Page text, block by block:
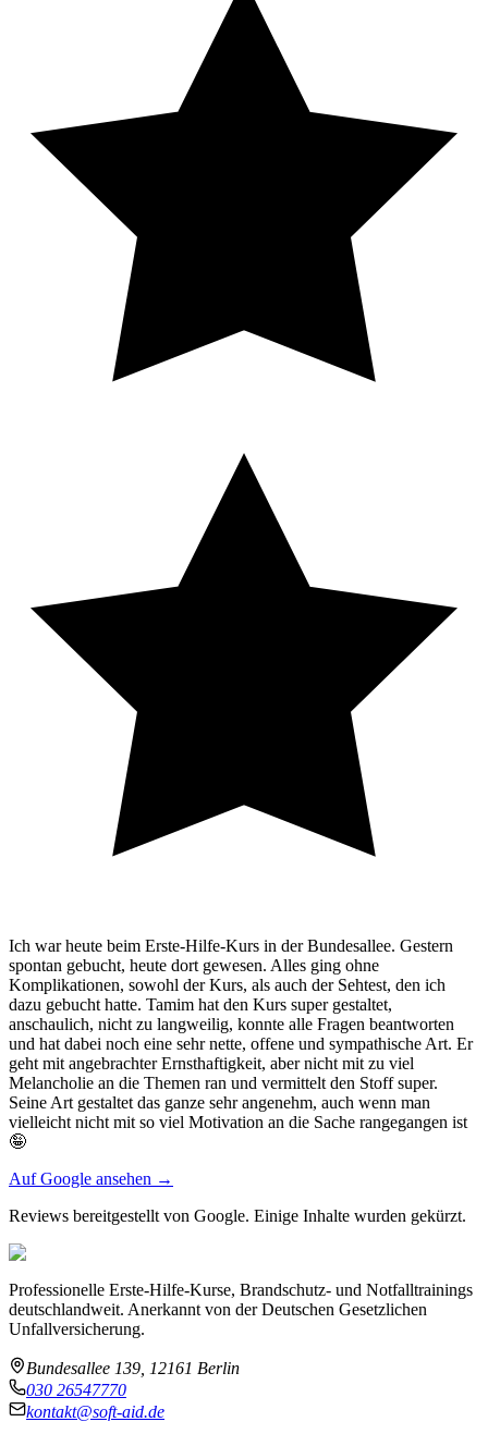
Ich war heute beim Erste-Hilfe-Kurs in der Bundesallee. Gestern
spontan gebucht, heute dort gewesen. Alles ging ohne
Komplikationen, sowohl der Kurs, als auch der Sehtest, den ich
dazu gebucht hatte. Tamim hat den Kurs super gestaltet,
anschaulich, nicht zu langweilig, konnte alle Fragen beantworten
und hat dabei noch eine sehr nette, offene und sympathische Art. Er
geht mit angebrachter Ernsthaftigkeit, aber nicht mit zu viel
Melancholie an die Themen ran und vermittelt den Stoff super.
Seine Art gestaltet das ganze sehr angenehm, auch wenn man
vielleicht nicht mit so viel Motivation an die Sache rangegangen ist
🤪
Auf Google ansehen →
Reviews bereitgestellt von Google. Einige Inhalte wurden gekürzt.
Professionelle Erste-Hilfe-Kurse, Brandschutz- und Notfalltrainings
deutschlandweit. Anerkannt von der Deutschen Gesetzlichen
Unfallversicherung.
Bundesallee 139, 12161 Berlin
030 26547770
kontakt@soft-aid.de